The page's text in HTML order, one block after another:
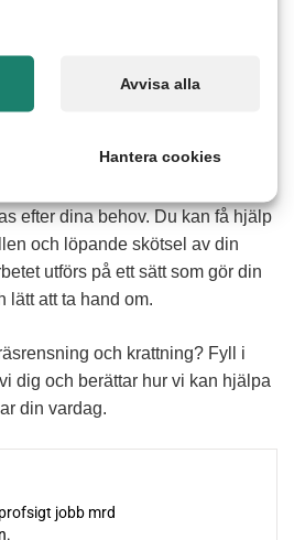
med ogräsrensning och
under intensiva perioder på
av våra erfarna seniorer får du
efter dina behov. Du kan få hjälp
och löpande skötsel av din
utförs på ett sätt som gör din
lätt att ta hand om.
och krattning? Fyll i
dig och berättar hur vi kan hjälpa
din vardag.
Avvisa alla
Hantera cookies